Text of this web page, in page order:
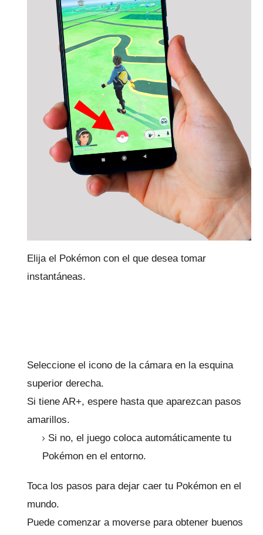
Elija el Pokémon con el que desea tomar
instantáneas.
Seleccione el icono de la cámara en la esquina
superior derecha.
Si tiene AR+, espere hasta que aparezcan pasos
amarillos.
Si no, el juego coloca automáticamente tu
Pokémon en el entorno.
Toca los pasos para dejar caer tu Pokémon en el
mundo.
Puede comenzar a moverse para obtener buenos